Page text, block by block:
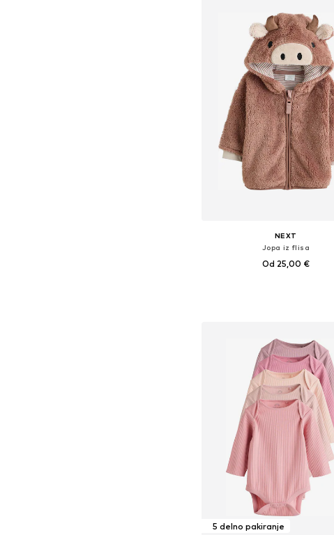
NEXT
Jopa iz flisa
Od 25,00 €
5 delno pakiranje